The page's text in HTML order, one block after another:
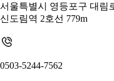
서울특별시 영등포구 대림
신도림역 2호선 779m
0503-5244-7562